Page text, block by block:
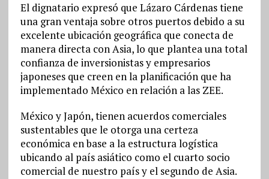
El dignatario expresó que Lázaro Cárdenas tiene
una gran ventaja sobre otros puertos debido a su
excelente ubicación geográfica que conecta de
manera directa con Asia, lo que plantea una total
confianza de inversionistas y empresarios
japoneses que creen en la planificación que ha
implementado México en relación a las ZEE.
México y Japón, tienen acuerdos comerciales
sustentables que le otorga una certeza
económica en base a la estructura logística
ubicando al país asiático como el cuarto socio
comercial de nuestro país y el segundo de Asia.